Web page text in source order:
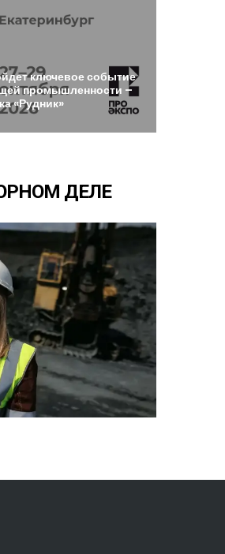
ключевоесобытие
промышленности –
«Рудник»
ДЕЛЕ